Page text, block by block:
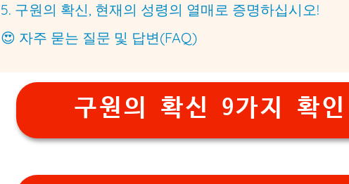
5. 구원의 확신, 현재의 성령의 열매로 증명하십시오!
😍 자주 묻는 질문 및 답변(FAQ)
구원의 확신 9가지 확인